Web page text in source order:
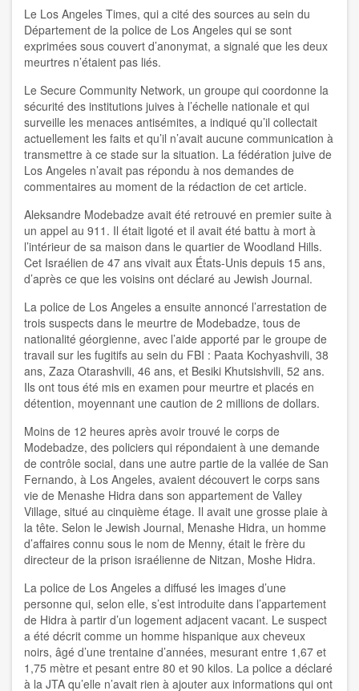
Le Los Angeles Times, qui a cité des sources au sein du
Département de la police de Los Angeles qui se sont
exprimées sous couvert d’anonymat, a signalé que les deux
meurtres n’étaient pas liés.
Le Secure Community Network, un groupe qui coordonne la
sécurité des institutions juives à l’échelle nationale et qui
surveille les menaces antisémites, a indiqué qu’il collectait
actuellement les faits et qu’il n’avait aucune communication à
transmettre à ce stade sur la situation. La fédération juive de
Los Angeles n’avait pas répondu à nos demandes de
commentaires au moment de la rédaction de cet article.
Aleksandre Modebadze avait été retrouvé en premier suite à
un appel au 911. Il était ligoté et il avait été battu à mort à
l’intérieur de sa maison dans le quartier de Woodland Hills.
Cet Israélien de 47 ans vivait aux États-Unis depuis 15 ans,
d’après ce que les voisins ont déclaré au Jewish Journal.
La police de Los Angeles a ensuite annoncé l’arrestation de
trois suspects dans le meurtre de Modebadze, tous de
nationalité géorgienne, avec l’aide apporté par le groupe de
travail sur les fugitifs au sein du FBI : Paata Kochyashvili, 38
ans, Zaza Otarashvili, 46 ans, et Besiki Khutsishvili, 52 ans.
Ils ont tous été mis en examen pour meurtre et placés en
détention, moyennant une caution de 2 millions de dollars.
Moins de 12 heures après avoir trouvé le corps de
Modebadze, des policiers qui répondaient à une demande
de contrôle social, dans une autre partie de la vallée de San
Fernando, à Los Angeles, avaient découvert le corps sans
vie de Menashe Hidra dans son appartement de Valley
Village, situé au cinquième étage. Il avait une grosse plaie à
la tête. Selon le Jewish Journal, Menashe Hidra, un homme
d’affaires connu sous le nom de Menny, était le frère du
directeur de la prison israélienne de Nitzan, Moshe Hidra.
La police de Los Angeles a diffusé les images d’une
personne qui, selon elle, s’est introduite dans l’appartement
de Hidra à partir d’un logement adjacent vacant. Le suspect
a été décrit comme un homme hispanique aux cheveux
noirs, âgé d’une trentaine d’années, mesurant entre 1,67 et
1,75 mètre et pesant entre 80 et 90 kilos. La police a déclaré
à la JTA qu’elle n’avait rien à ajouter aux informations qui ont